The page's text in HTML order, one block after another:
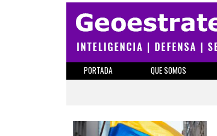
PORTADA QUE SOMOS